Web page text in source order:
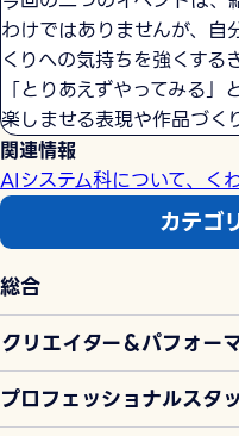
わけではありませんが、
くりへの気持ちを強くす
「とりあえずやってみる
楽しませる表現や作品づく
関連情報
AIシステム科について、く
カテゴ
総合
クリエイター＆パフォー
プロフェッショナルスタ